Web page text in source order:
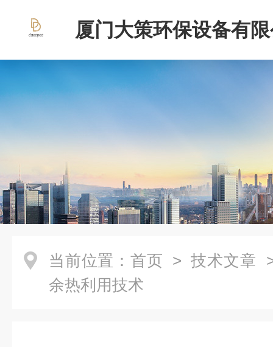
厦门大策环保设备有
当前位置： 首页 > 技术文章
余热利用技术